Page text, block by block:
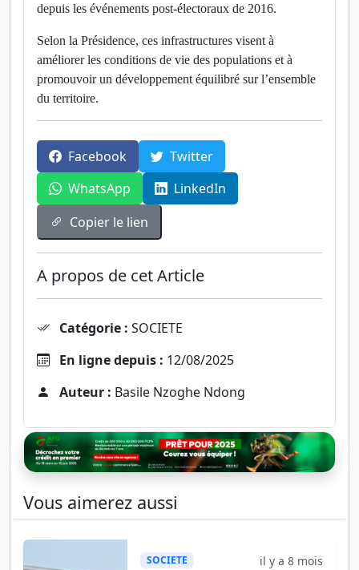
depuis les événements post-électoraux de 2016.
Selon la Présidence, ces infrastructures visent à
améliorer les conditions de vie des populations et à
promouvoir un développement équilibré sur l’ensemble
du territoire.
Facebook
Twitter
WhatsApp
LinkedIn
Copier le lien
A propos de cet Article
Catégorie : SOCIETE
En ligne depuis : 12/08/2025
Auteur : Basile Nzoghe Ndong
Vous aimerez aussi
SOCIETE il y a 8 mois